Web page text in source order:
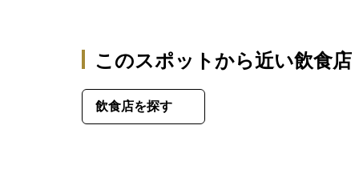
このスポットから近い飲食店
飲食店を探す